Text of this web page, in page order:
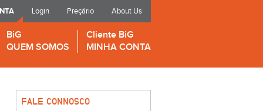
Login Preçário About Us
BiG
QUEM SOMOS
Cliente BiG
MINHA CONTA
FALE CONNOSCO